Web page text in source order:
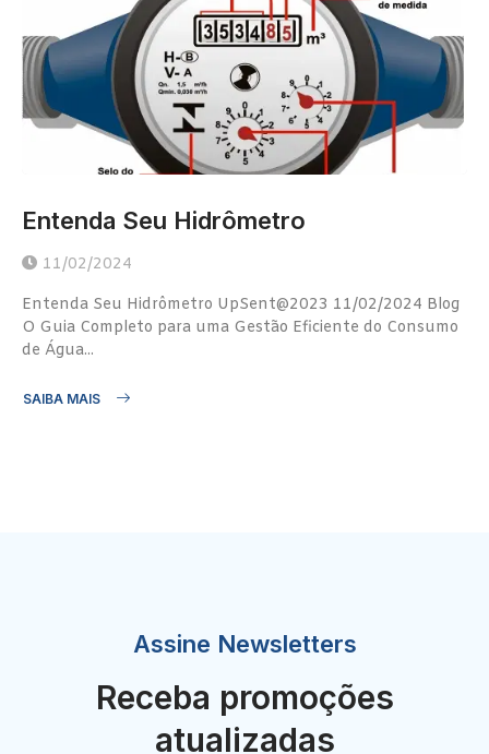
Entenda Seu Hidrômetro
11/02/2024
Entenda Seu Hidrômetro UpSent@2023 11/02/2024 Blog
O Guia Completo para uma Gestão Eficiente do Consumo
de Água...
SAIBA MAIS
Assine Newsletters
Receba promoções
atualizadas